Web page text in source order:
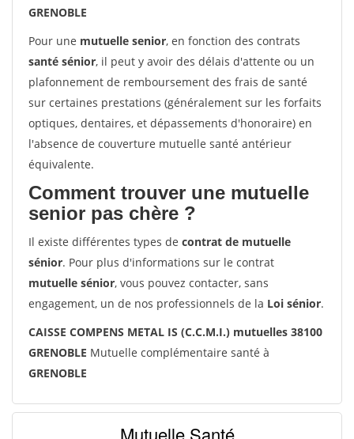
GRENOBLE
Pour une mutuelle senior, en fonction des contrats
santé sénior, il peut y avoir des délais d'attente ou un
plafonnement de remboursement des frais de santé
sur certaines prestations (généralement sur les forfaits
optiques, dentaires, et dépassements d'honoraire) en
l'absence de couverture mutuelle santé antérieur
équivalente.
Comment trouver une mutuelle
senior pas chère ?
Il existe différentes types de contrat de mutuelle
sénior. Pour plus d'informations sur le contrat
mutuelle sénior, vous pouvez contacter, sans
engagement, un de nos professionnels de la Loi sénior.
CAISSE COMPENS METAL IS (C.C.M.I.) mutuelles 38100
GRENOBLE Mutuelle complémentaire santé à
GRENOBLE